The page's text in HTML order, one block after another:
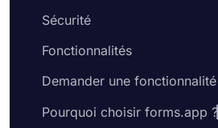
Sécurité
Fonctionnalités
Demander une fonctionnalité
Pourquoi choisir forms.app ?